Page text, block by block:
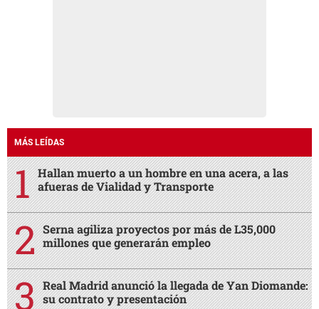
MÁS LEÍDAS
Hallan muerto a un hombre en una acera, a las
afueras de Vialidad y Transporte
Serna agiliza proyectos por más de L35,000
millones que generarán empleo
Real Madrid anunció la llegada de Yan Diomande:
su contrato y presentación